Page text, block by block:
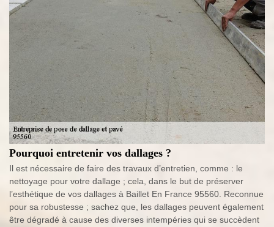
Pourquoi entretenir vos dallages ?
Il est nécessaire de faire des travaux d’entretien, comme : le
nettoyage pour votre dallage ; cela, dans le but de préserver
l’esthétique de vos dallages à Baillet En France 95560. Reconnue
pour sa robustesse ; sachez que, les dallages peuvent également
être dégradé à cause des diverses intempéries qui se succèdent